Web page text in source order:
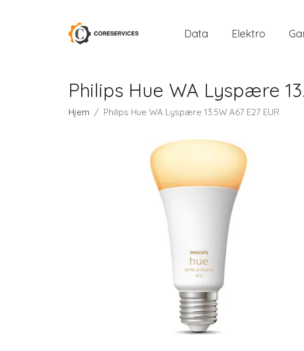
Data Elektro
Philips Hue WA Lyspære
Hjem Philips Hue WA Lyspære 13.5W A67 E27 EUR